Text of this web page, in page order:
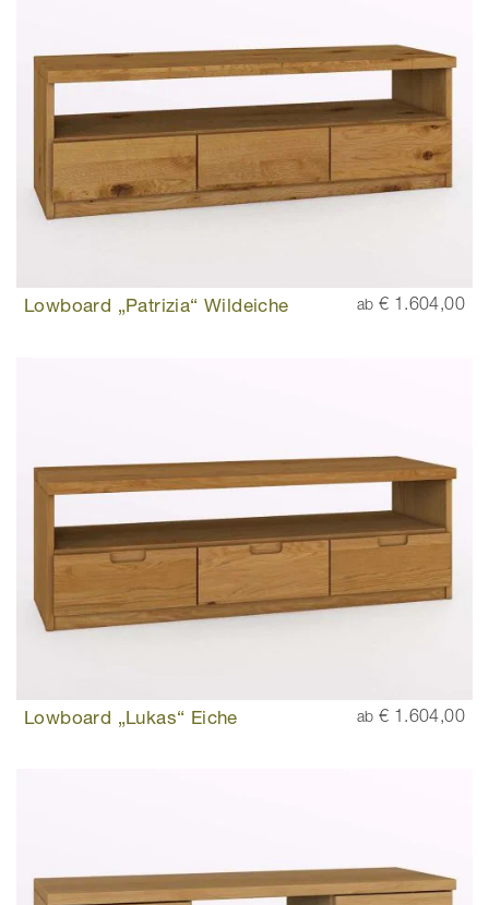
Lowboard „Patrizia“ Wildeiche ab € 1.604,00
Lowboard „Lukas“ Eiche ab € 1.604,00